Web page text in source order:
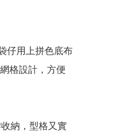
仔用上拼色底布
格設計，方便
納，型格又實